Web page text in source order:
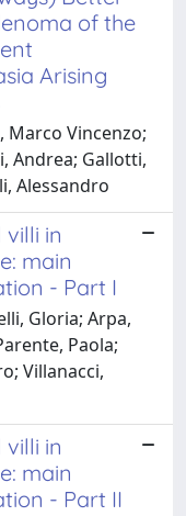
of the
Arising
Marco Vincenzo;
Andrea; Gallotti,
Alessandro
in
main
- Part I
Gloria; Arpa,
Paola;
Villanacci,
in
main
- Part II